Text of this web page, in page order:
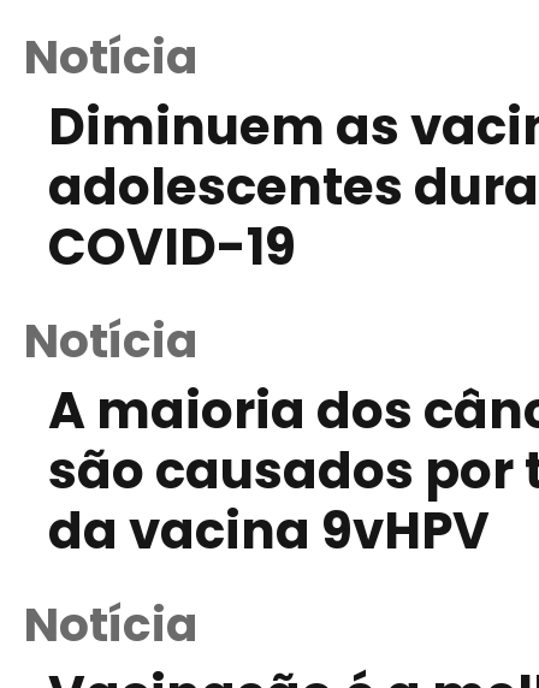
Notícia
Diminuem as
adolescentes
COVID-19
Notícia
A maioria dos
são causados
da vacina 9vHPV
Notícia